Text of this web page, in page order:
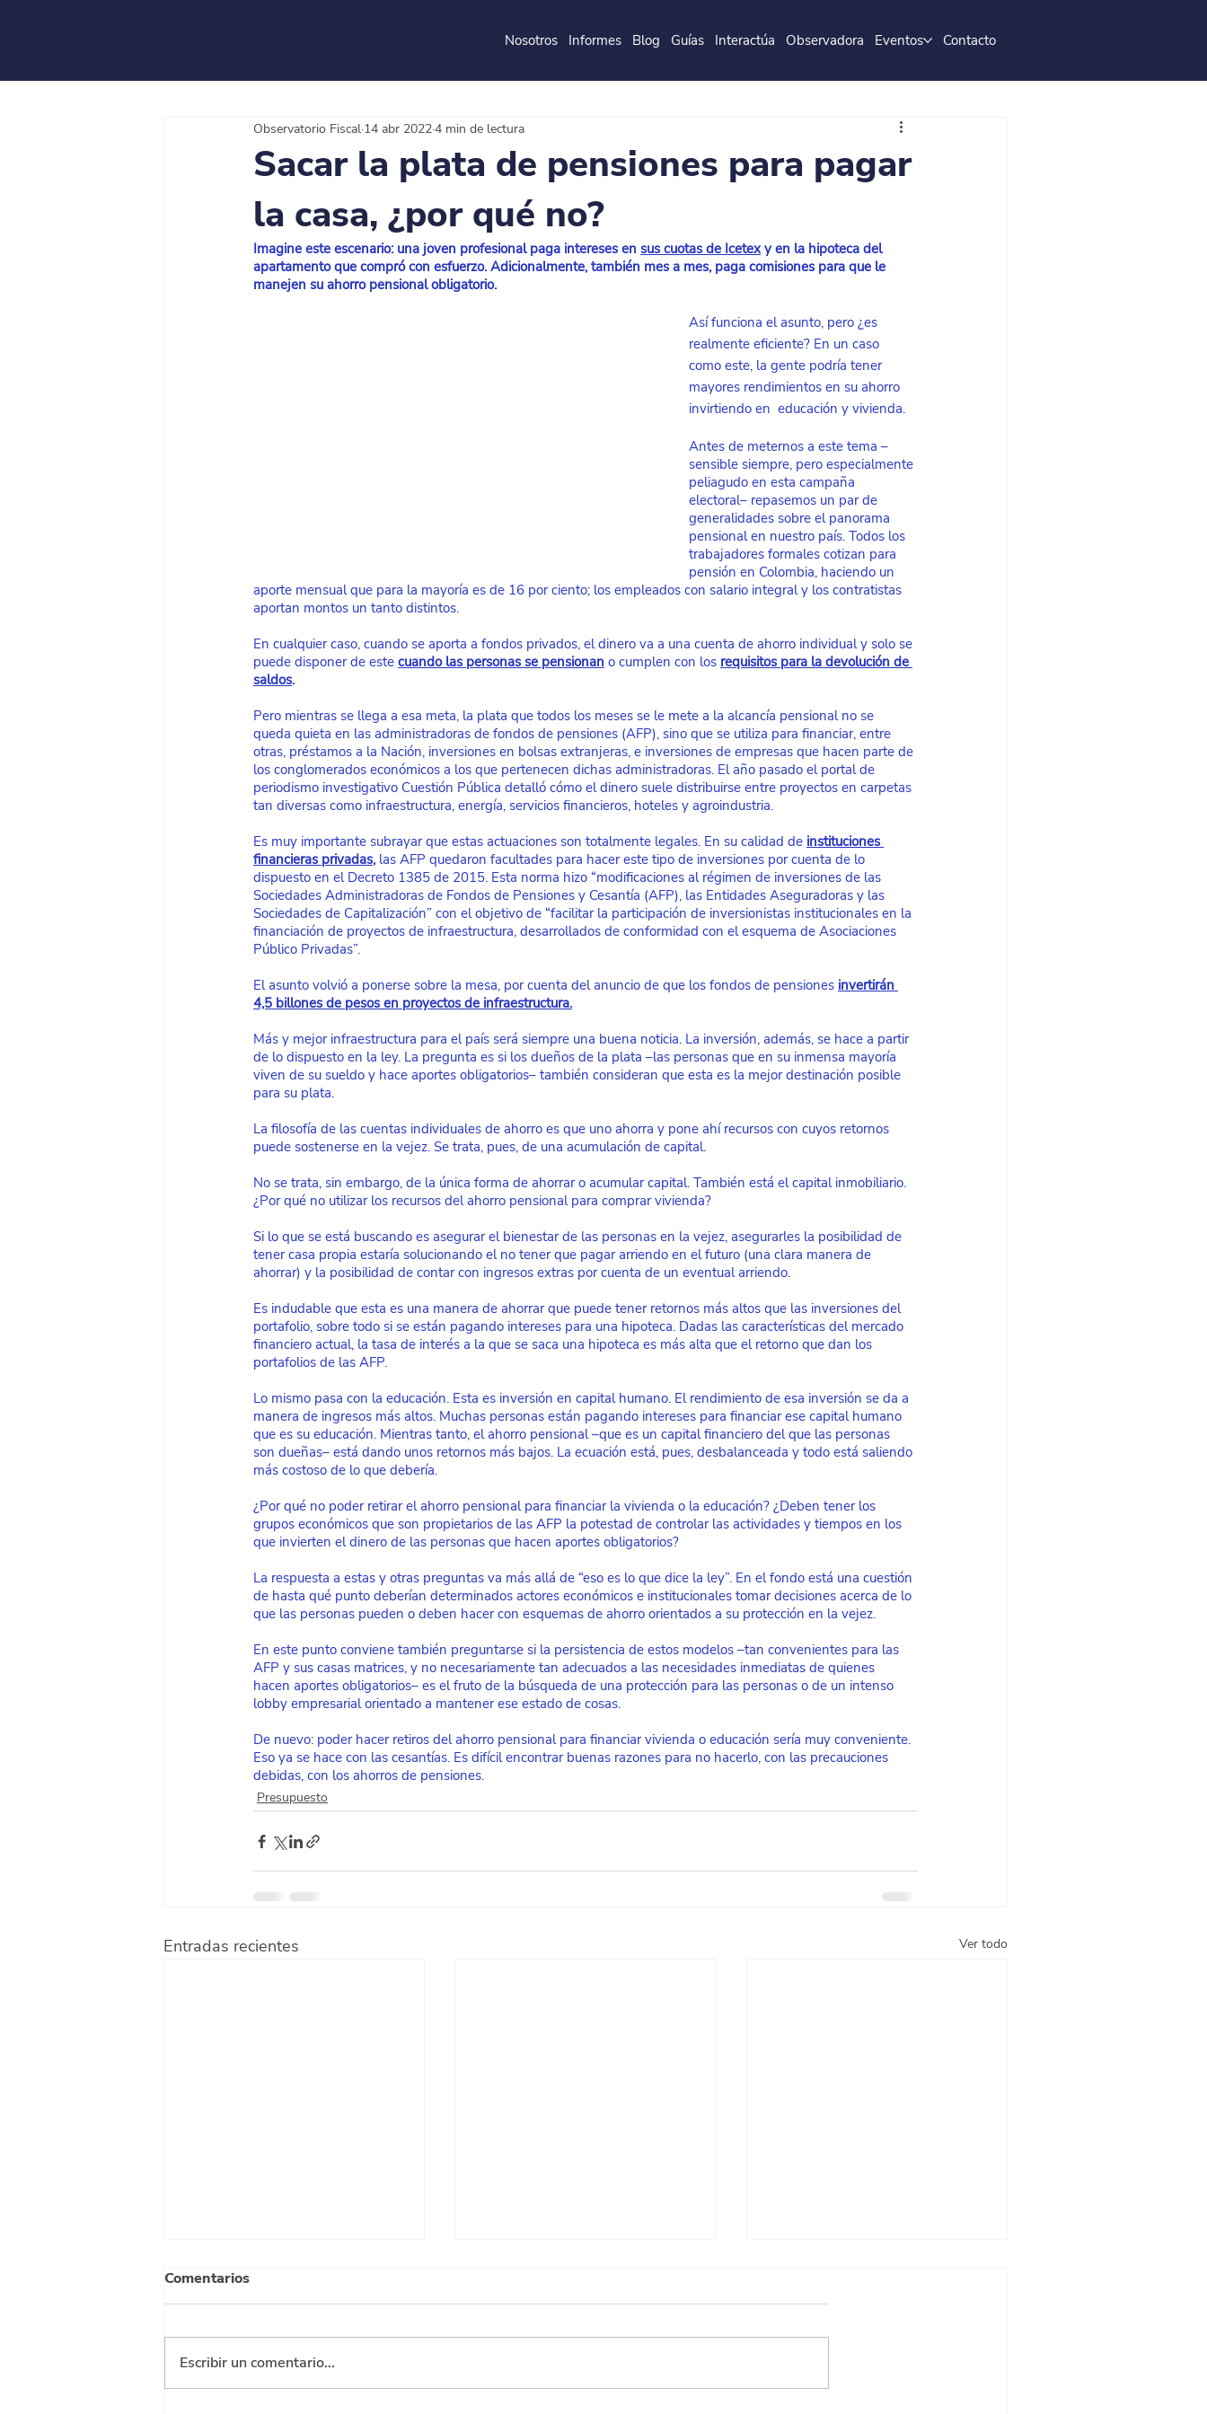
Nosotros Informes Blog Guías Interactúa Observadora Eventos Contacto
Sacar la plata de pensiones para pagar
la casa, ¿por qué no?
Observatorio Fiscal 14 abr 20224 min de lectura
Imagine este escenario: una joven profesional paga intereses en sus cuotas de Icetex y en la hipoteca del
apartamento que compró con esfuerzo. Adicionalmente, también mes a mes, paga comisiones para que le
manejen su ahorro pensional obligatorio.
Así funciona el asunto, pero ¿es
realmente eficiente? En un caso
como este, la gente podría tener
mayores rendimientos en su ahorro
invirtiendo en  educación y vivienda.
Antes de meternos a este tema –
sensible siempre, pero especialmente
peliagudo en esta campaña
electoral– repasemos un par de
generalidades sobre el panorama
pensional en nuestro país. Todos los
trabajadores formales cotizan para
pensión en Colombia, haciendo un
aporte mensual que para la mayoría es de 16 por ciento; los empleados con salario integral y los contratistas
aportan montos un tanto distintos.
En cualquier caso, cuando se aporta a fondos privados, el dinero va a una cuenta de ahorro individual y solo se
puede disponer de este cuando las personas se pensionan o cumplen con los requisitos para la devolución de
saldos.
Pero mientras se llega a esa meta, la plata que todos los meses se le mete a la alcancía pensional no se
queda quieta en las administradoras de fondos de pensiones (AFP), sino que se utiliza para financiar, entre
otras, préstamos a la Nación, inversiones en bolsas extranjeras, e inversiones de empresas que hacen parte de
los conglomerados económicos a los que pertenecen dichas administradoras. El año pasado el portal de
periodismo investigativo Cuestión Pública detalló cómo el dinero suele distribuirse entre proyectos en carpetas
tan diversas como infraestructura, energía, servicios financieros, hoteles y agroindustria.
Es muy importante subrayar que estas actuaciones son totalmente legales. En su calidad de instituciones
financieras privadas, las AFP quedaron facultades para hacer este tipo de inversiones por cuenta de lo
dispuesto en el Decreto 1385 de 2015. Esta norma hizo “modificaciones al régimen de inversiones de las
Sociedades Administradoras de Fondos de Pensiones y Cesantía (AFP), las Entidades Aseguradoras y las
Sociedades de Capitalización” con el objetivo de “facilitar la participación de inversionistas institucionales en la
financiación de proyectos de infraestructura, desarrollados de conformidad con el esquema de Asociaciones
Público Privadas”.
El asunto volvió a ponerse sobre la mesa, por cuenta del anuncio de que los fondos de pensiones invertirán
4,5 billones de pesos en proyectos de infraestructura.
Más y mejor infraestructura para el país será siempre una buena noticia. La inversión, además, se hace a partir
de lo dispuesto en la ley. La pregunta es si los dueños de la plata –las personas que en su inmensa mayoría
viven de su sueldo y hace aportes obligatorios– también consideran que esta es la mejor destinación posible
para su plata.
La filosofía de las cuentas individuales de ahorro es que uno ahorra y pone ahí recursos con cuyos retornos
puede sostenerse en la vejez. Se trata, pues, de una acumulación de capital.
No se trata, sin embargo, de la única forma de ahorrar o acumular capital. También está el capital inmobiliario.
¿Por qué no utilizar los recursos del ahorro pensional para comprar vivienda?
Si lo que se está buscando es asegurar el bienestar de las personas en la vejez, asegurarles la posibilidad de
tener casa propia estaría solucionando el no tener que pagar arriendo en el futuro (una clara manera de
ahorrar) y la posibilidad de contar con ingresos extras por cuenta de un eventual arriendo.
Es indudable que esta es una manera de ahorrar que puede tener retornos más altos que las inversiones del
portafolio, sobre todo si se están pagando intereses para una hipoteca. Dadas las características del mercado
financiero actual, la tasa de interés a la que se saca una hipoteca es más alta que el retorno que dan los
portafolios de las AFP.
Lo mismo pasa con la educación. Esta es inversión en capital humano. El rendimiento de esa inversión se da a
manera de ingresos más altos. Muchas personas están pagando intereses para financiar ese capital humano
que es su educación. Mientras tanto, el ahorro pensional –que es un capital financiero del que las personas
son dueñas– está dando unos retornos más bajos. La ecuación está, pues, desbalanceada y todo está saliendo
más costoso de lo que debería.
¿Por qué no poder retirar el ahorro pensional para financiar la vivienda o la educación? ¿Deben tener los
grupos económicos que son propietarios de las AFP la potestad de controlar las actividades y tiempos en los
que invierten el dinero de las personas que hacen aportes obligatorios?
La respuesta a estas y otras preguntas va más allá de “eso es lo que dice la ley”. En el fondo está una cuestión
de hasta qué punto deberían determinados actores económicos e institucionales tomar decisiones acerca de lo
que las personas pueden o deben hacer con esquemas de ahorro orientados a su protección en la vejez.
En este punto conviene también preguntarse si la persistencia de estos modelos –tan convenientes para las
AFP y sus casas matrices, y no necesariamente tan adecuados a las necesidades inmediatas de quienes
hacen aportes obligatorios– es el fruto de la búsqueda de una protección para las personas o de un intenso
lobby empresarial orientado a mantener ese estado de cosas.
De nuevo: poder hacer retiros del ahorro pensional para financiar vivienda o educación sería muy conveniente.
Eso ya se hace con las cesantías. Es difícil encontrar buenas razones para no hacerlo, con las precauciones
debidas, con los ahorros de pensiones.
Presupuesto
Entradas recientes Ver todo
Comentarios
Escribir un comentario...